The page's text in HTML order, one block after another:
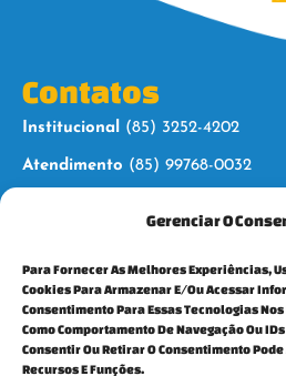
Gerenciar O
Para Fornecer As Melhores Experiências,
Cookies Para Armazenar E/ou Acessar
Consentimento Para Essas Tecnologias
Como Comportamento De Navegação Ou
Consentir Ou Retirar O Consentimento
Recursos E Funções.
Contatos
Institucional (85) 3252-4202
Atendimento (85) 99768-0032
Siga-nos
Para mais